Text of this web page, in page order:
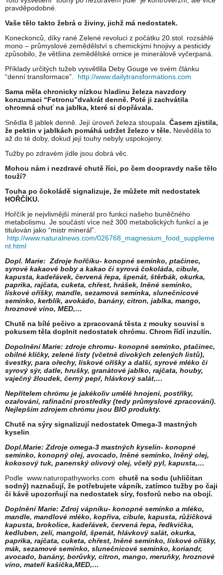
pravděpodobné.
Vaše tělo takto žebrá o živiny, jichž má nedostatek.
Koneckonců, díky rané Zelené revoluci z počátku 20.stol. rozsáhlé
mono – průmyslové zemědělství s chemickými hnojivy a pesticidy
způsobilo, že většina zemědělské ornice je minerálově vyčerpaná.
Příklady určitých tužeb vysvětlila Deby Gouge ve svém článku
“denní transformace”. http://www.dailytransformations.com
Sama měla chronicky nízkou hladinu železa navzdory
konzumaci “Fetronu”dvakrát denně. Poté ji zachvátila
ohromná chuť na jablka, které si dopřávala.
Snědla 8 jablek denně. Její úroveň železa stoupala. Časem zjistila,
že pektin v jablkách pomáhá udržet železo v těle. Nevěděla to
až do té doby, dokud její touhy nebyly uspokojeny.
Tužby po zdravém jídle jsou dobrá věc.
Mohou nám i nezdravé chutě říci, po čem doopravdy naše tělo
touží?
Touha po čokoládě signalizuje, že můžete mít nedostatek
HOŘČÍKU.
Hořčík je nejvlivnější minerál pro funkci našeho buněčného
metabolismu. Je součástí více než 300 metabolických funkcí a je
titulován jako “mistr minerál”.
http://www.naturalnews.com/026768_magnesium_food_suppleme
nt.html
Dopl. Marie: Zdroje hořčíku- konopné semínko, ptačinec,
syrové kakaové boby a kakao či syrová čokoláda, cibule,
kapusta, kadeřávek, červená řepa, špenát, štěrbák, okurka,
paprika, rajčata, cuketa, chřest, hrášek, lněné semínko,
lískové oříšky, mandle, sezamová semínka, slunečnicové
semínko, kerblík, avokádo, banány, citron, jablka, mango,
hroznové vino, MED,…
Chutě na bílé pečivo a zpracovaná těsta z mouky souvisí s
pokusem těla doplnit nedostatek chrómu. Chrom řídí inzulín.
Dopolnění Marie: zdroje chromu- konopné semínko, ptačinec,
obilné klíčky, zelené listy (včetně divokých zelených listů),
švestky, para ořechy, lískové oříšky a další, syrové mléko či
syrový sýr, datle, hrušky, granátové jablko, rajčata, houby,
vaječný žloudek, černý pepř, hlávkový salát,…
Nepřítelem chrómu je jakékoliv umělé hnojení, postřiky,
ozařování, rafinační prostředky (tedy průmyslové zpracování).
Nejlepším zdrojem chrómu jsou BIO produkty.
Chutě na sýry signalizují nedostatek Omega-3 mastných
kyselin
Dopl.Marie: Zdroje omega-3 mastných kyselin- konopné
semínko, konopný olej, avocado, lněné semínko, lněný olej,
kokosový tuk, panenský olivový olej, včelý pyl, kapusta,…
Podle www.naturopathyworks.com chutě na sodu (uhličitan
sodný) naznačují, že potřebujete vápník, zatímco tužby po čaji
či kávě upozorňují na nedostatek síry, fosforů nebo na obojí.
Doplnění Marie: Zdroj vápníku- konopné semínko a mléko,
mandle, mandlové mléko, kopřiva, cibule, kapusta, růžičková
kapusta, brokolice, kadeřávek, červená řepa, ředkvička,
kedluben, zelí, mangold, špenát, hlávkový salát, okurka,
paprika, rajčata, cuketa, chřest, lněné semínko, lískové oříšky,
mák, sezamové semínko, slunečnicové semínko, koriandr,
avocado, banány, borůvky, citron, mango, meruňky, hroznové
víno, mateří kašička,MED,…